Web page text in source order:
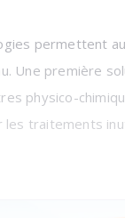
permettent
Une première
physico-
traitements